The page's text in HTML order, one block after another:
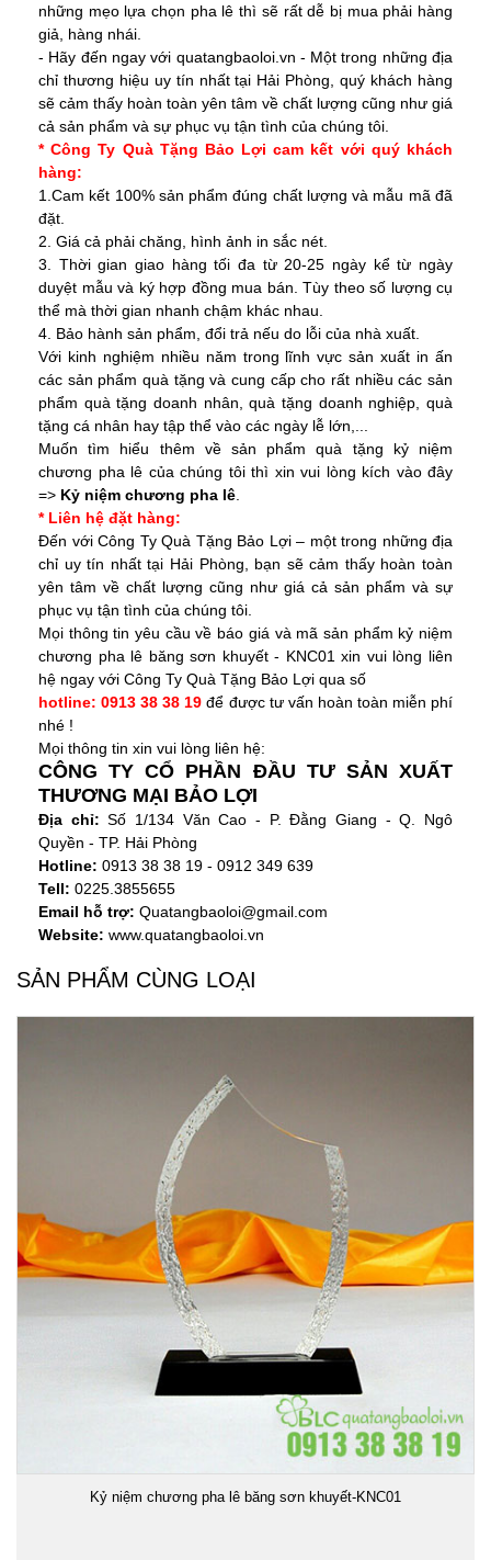
những mẹo lựa chọn pha lê thì sẽ rất dễ bị mua phải hàng
giả, hàng nhái.
- Hãy đến ngay với quatangbaoloi.vn - Một trong những địa
chỉ thương hiệu uy tín nhất tại Hải Phòng, quý khách hàng
sẽ cảm thấy hoàn toàn yên tâm về chất lượng cũng như giá
cả sản phẩm và sự phục vụ tận tình của chúng tôi.
* Công Ty Quà Tặng Bảo Lợi cam kết với quý khách
hàng:
1.Cam kết 100% sản phẩm đúng chất lượng và mẫu mã đã
đặt.
2. Giá cả phải chăng, hình ảnh in sắc nét.
3. Thời gian giao hàng tối đa từ 20-25 ngày kể từ ngày
duyệt mẫu và ký hợp đồng mua bán. Tùy theo số lượng cụ
thể mà thời gian nhanh chậm khác nhau.
4. Bảo hành sản phẩm, đổi trả nếu do lỗi của nhà xuất.
Với kinh nghiệm nhiều năm trong lĩnh vực sản xuất in ấn
các sản phẩm quà tặng và cung cấp cho rất nhiều các sản
phẩm quà tặng doanh nhân, quà tặng doanh nghiệp, quà
tặng cá nhân hay tập thể vào các ngày lễ lớn,...
Muốn tìm hiểu thêm về sản phẩmquà tặng kỷ niệm
chương pha lê của chúng tôi thì xin vui lòng kích vào đây
=> Kỷ niệm chương pha lê
* Liên hệ đặt hàng:
Đến với Công Ty Quà Tặng Bảo Lợi – một trong những địa
chỉ uy tín nhất tại Hải Phòng, bạn sẽ cảm thấy hoàn toàn
yên tâm về chất lượng cũng như giá cả sản phẩm và sự
phục vụ tận tình của chúng tôi.
Mọi thông tin yêu cầu về báo giá và mã sản phẩm kỷ niệm
chương pha lê băng sơn khuyết - KNC01 xin vui lòng liên
hệ ngay với Công Ty Quà Tặng Bảo Lợi qua số
hotline: 0913 38 38 19 để được tư vấn hoàn toàn miễn phí
nhé !
Mọi thông tin xin vui lòng liên hệ:
CÔNG TY CỔ PHẦN ĐẦU TƯ SẢN XUẤT
THƯƠNG MẠI BẢO LỢI
Địa chỉ: Số 1/134 Văn Cao - P. Đằng Giang - Q. Ngô
Quyền - TP. Hải Phòng
Hotline: 0913 38 38 19 - 0912 349 639
Tell: 0225.3855655
Email hỗ trợ: Quatangbaoloi@gmail.com
Website: www.quatangbaoloi.vn
SẢN PHẨM CÙNG LOẠI
Kỷ niệm chương pha lê băng sơn khuyết-KNC01